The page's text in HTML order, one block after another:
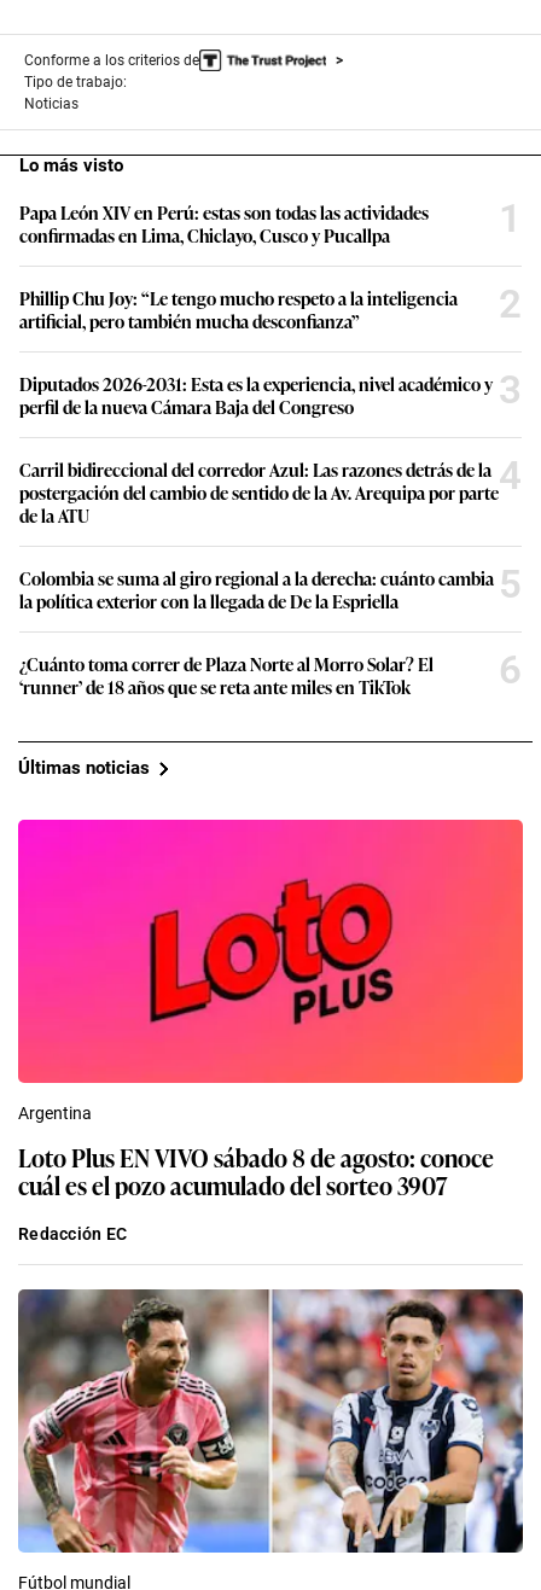
e
2
s
e
o
d
s
Conforme a los criterios de
Tipo de trabajo:
Noticias
Lo más visto
Papa León XIV en Perú: estas son todas las actividades
confirmadas en Lima, Chiclayo, Cusco y Pucallpa
1
Phillip Chu Joy: “Le tengo mucho respeto a la inteligencia
artificial, pero también mucha desconfianza”
2
Diputados 2026-2031: Esta es la experiencia, nivel académico y
perfil de la nueva Cámara Baja del Congreso
3
Carril bidireccional del corredor Azul: Las razones detrás de la
postergación del cambio de sentido de la Av. Arequipa por parte
de la ATU
4
Colombia se suma al giro regional a la derecha: cuánto cambia
la política exterior con la llegada de De la Espriella
5
¿Cuánto toma correr de Plaza Norte al Morro Solar? El
‘runner’ de 18 años que se reta ante miles en TikTok
6
Últimas noticias
Argentina
Loto Plus EN VIVO sábado 8 de agosto: conoce
cuál es el pozo acumulado del sorteo 3907
Redacción EC
Fútbol mundial